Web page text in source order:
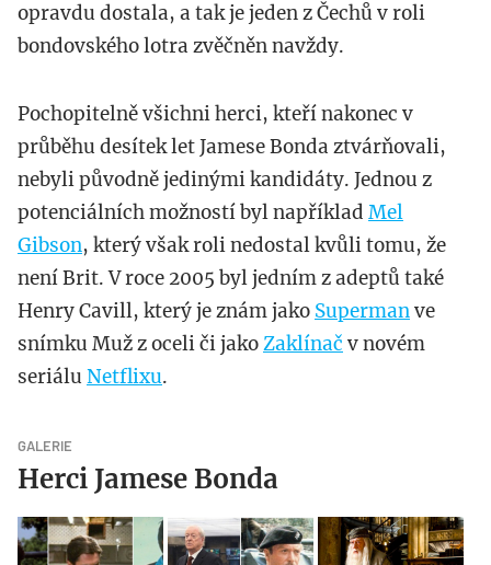
opravdu dostala, a tak je jeden z Čechů v roli
bondovského lotra zvěčněn navždy.
Pochopitelně všichni herci, kteří nakonec v
průběhu desítek let Jamese Bonda ztvárňovali,
nebyli původně jedinými kandidáty. Jednou z
potenciálních možností byl například Mel
Gibson, který však roli nedostal kvůli tomu, že
není Brit. V roce 2005 byl jedním z adeptů také
Henry Cavill, který je znám jako Supermanve
snímku Muž z oceli či jakoZaklínač v novém
seriálu Netflixu.
GALERIE
Herci Jamese Bonda